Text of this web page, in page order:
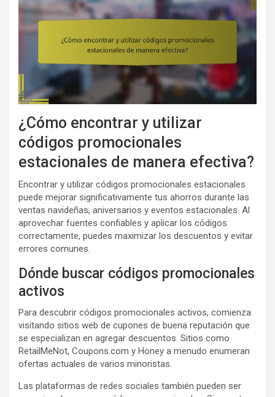
¿Cómo encontrar y utilizar
códigos promocionales
estacionales de manera efectiva?
Encontrar y utilizar códigos promocionales estacionales
puede mejorar significativamente tus ahorros durante las
ventas navideñas, aniversarios y eventos estacionales. Al
aprovechar fuentes confiables y aplicar los códigos
correctamente, puedes maximizar los descuentos y evitar
errores comunes.
Dónde buscar códigos promocionales
activos
Para descubrir códigos promocionales activos, comienza
visitando sitios web de cupones de buena reputación que
se especializan en agregar descuentos. Sitios como
RetailMeNot, Coupons.com y Honey a menudo enumeran
ofertas actuales de varios minoristas.
Las plataformas de redes sociales también pueden ser